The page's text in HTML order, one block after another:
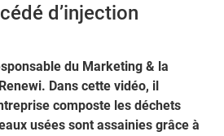
d’injection
du Marketing & la
Dans cette vidéo, il
composte les déchets
usées sont assainies grâce à